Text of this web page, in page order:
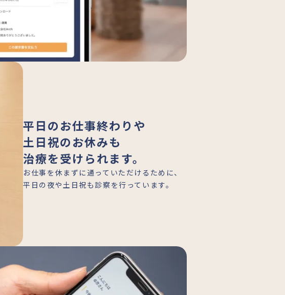
平日のお仕事終わりや
土日祝のお休みも
治療を受けられます。
お仕事を休まずに通っていただけるために、
平日の夜や土日祝も診察を行っています。